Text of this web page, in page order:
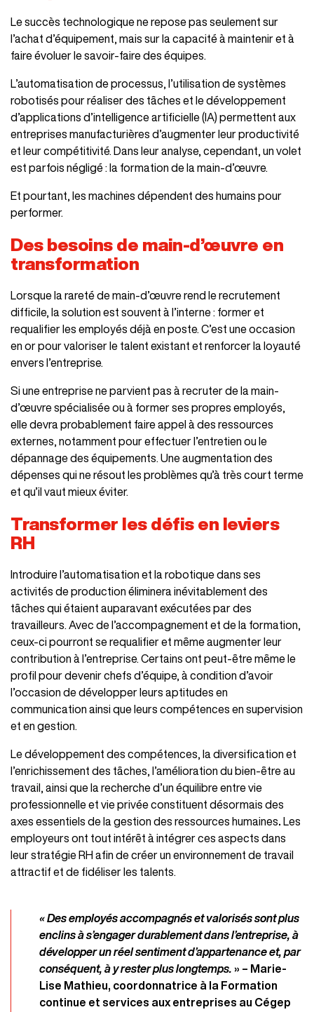
Le succès technologique ne repose pas seulement sur
l’achat d’équipement, mais sur la capacité à maintenir et à
faire évoluer le savoir-faire des équipes.
L’automatisation de processus, l’utilisation de systèmes
robotisés pour réaliser des tâches et le développement
d’applications d’intelligence artificielle (IA) permettent aux
entreprises manufacturières d’augmenter leur productivité
et leur compétitivité. Dans leur analyse, cependant, un volet
est parfois négligé : la formation de la main-d’œuvre.
Et pourtant, les machines dépendent des humains pour
performer.
Des besoins de main-d’œuvre en
transformation
Lorsque la rareté de main-d’œuvre rend le recrutement
difficile, la solution est souvent à l’interne : former et
requalifier les employés déjà en poste. C’est une occasion
en or pour valoriser le talent existant et renforcer la loyauté
envers l’entreprise.
Si une entreprise ne parvient pas à recruter de la main-
d’œuvre spécialisée ou à former ses propres employés,
elle devra probablement faire appel à des ressources
externes, notamment pour effectuer l’entretien ou le
dépannage des équipements. Une augmentation des
dépenses qui ne résout les problèmes qu’à très court terme
et qu’il vaut mieux éviter.
Transformer les défis en leviers
RH
Introduire l’automatisation et la robotique dans ses
activités de production éliminera inévitablement des
tâches qui étaient auparavant exécutées par des
travailleurs. Avec de l’accompagnement et de la formation,
ceux-ci pourront se requalifier et même augmenter leur
contribution à l’entreprise. Certains ont peut-être même le
profil pour devenir chefs d’équipe, à condition d’avoir
l’occasion de développer leurs aptitudes en
communication ainsi que leurs compétences en supervision
et en gestion.
Le développement des compétences, la diversification et
l’enrichissement des tâches, l’amélioration du bien-être au
travail, ainsi que la recherche d’un équilibre entre vie
professionnelle et vie privée constituent désormais des
axes essentiels de la gestion des ressources humaines. Les
employeurs ont tout intérêt à intégrer ces aspects dans
leur stratégie RH afin de créer un environnement de travail
attractif et de fidéliser les talents.
« Des employés accompagnés et valorisés sont plus
enclins à s’engager durablement dans l’entreprise, à
développer un réel sentiment d’appartenance et, par
conséquent, à y rester plus longtemps. » – Marie-
Lise Mathieu, coordonnatrice à la Formation
continue et services aux entreprises au Cégep